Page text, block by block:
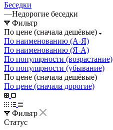
Беседки
—Недорогие беседки
Фильтр
По цене (сначала дешёвые)
По наименованию (А-Я)
По наименованию (Я-А)
По популярности (возрастание)
По популярности (убывание)
По цене (сначала дешёвые)
По цене (сначала дорогие)
Фильтр
Статус